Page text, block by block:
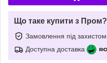
Що таке купити з Пром?
Замовлення під захистом
Доступна доставка